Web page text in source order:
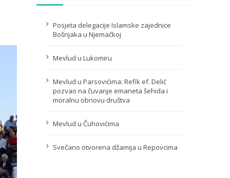
Posjeta delegacije Islamske zajednice
Bošnjaka u Njemačkoj
Mevlud u Lukomiru
Mevlud u Parsovićima: Refik ef. Delić
pozvao na čuvanje emaneta šehida i
moralnu obnovu društva
Mevlud u Čuhovićima
Svečano otvorena džamija u Repovcima